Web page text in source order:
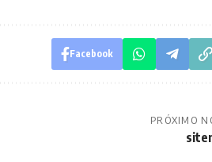
Facebook
PRÓXIMO